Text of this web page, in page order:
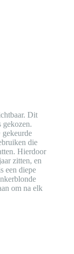
Dit
gekozen.
die
Hierdoor
zitten, en
een diepe
om na elk